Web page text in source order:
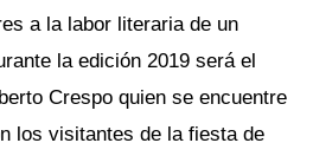
a la labor literaria de un
la edición 2019 será el
Crespo quien se encuentre
los visitantes de la fiesta de